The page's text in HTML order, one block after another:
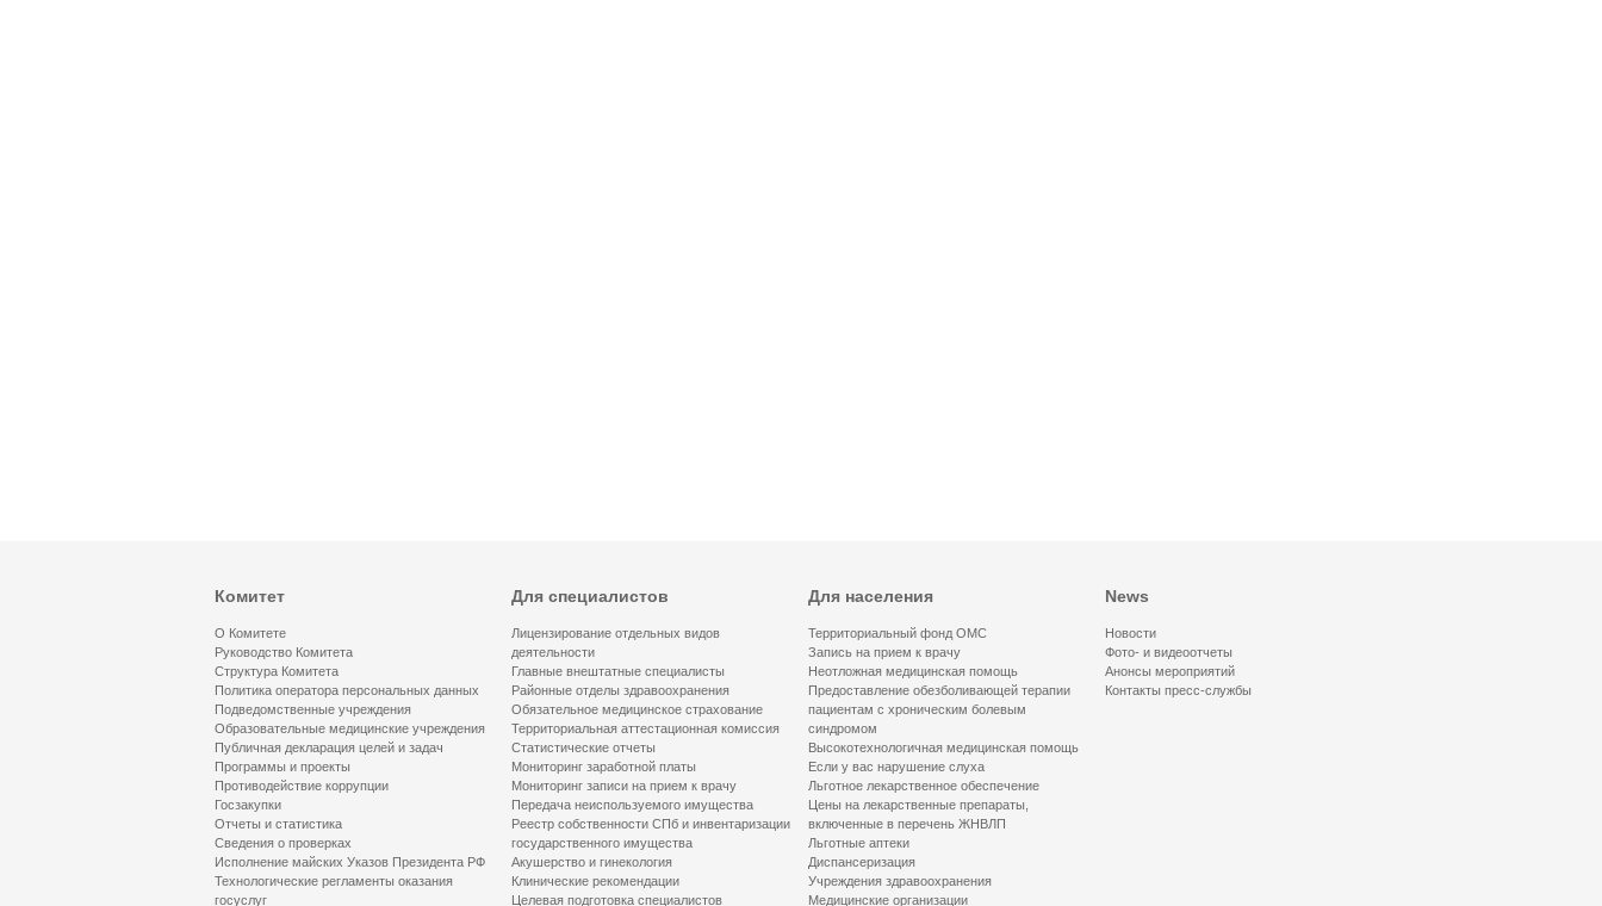
Комитет
О Комитете
Руководство Комитета
Структура Комитета
Политика оператора персональных данных
Подведомственные учреждения
Образовательные медицинские учреждения
Публичная декларация целей и задач
Программы и проекты
Противодействие коррупции
Госзакупки
Отчеты и статистика
Сведения о проверках
Исполнение майских Указов Президента РФ
Технологические регламенты оказания
госуслуг
Для специалистов
Лицензирование отдельных видов
деятельности
Главные внештатные специалисты
Районные отделы здравоохранения
Обязательное медицинское страхование
Территориальная аттестационная комиссия
Статистические отчеты
Мониторинг заработной платы
Мониторинг записи на прием к врачу
Передача неиспользуемого имущества
Реестр собственности СПб и инвентаризации
государственного имущества
Акушерство и гинекология
Клинические рекомендации
Целевая подготовка специалистов
Для населения
Территориальный фонд ОМС
Запись на прием к врачу
Неотложная медицинская помощь
Предоставление обезболивающей терапии
пациентам с хроническим болевым
синдромом
Высокотехнологичная медицинская помощь
Если у вас нарушение слуха
Льготное лекарственное обеспечение
Цены на лекарственные препараты,
включенные в перечень ЖНВЛП
Льготные аптеки
Диспансеризация
Учреждения здравоохранения
Медицинские организации
News
Новости
Фото- и видеоотчеты
Анонсы мероприятий
Контакты пресс-службы